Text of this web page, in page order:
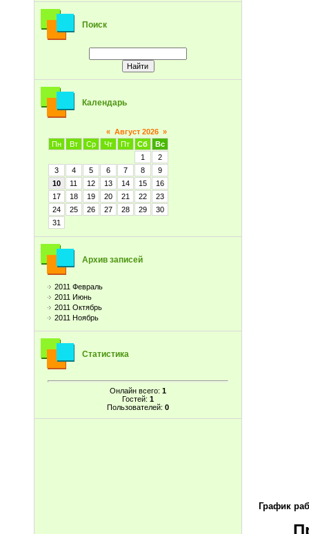
Поиск
Календарь
« Август 2026 »
Пн
Вт Ср Чт Пт Сб
Вс
1
2
3
4 5 6 7 8
9
10
11 12 13 14 15
16
17
18 19 20 21 22
23
24
25 26 27 28 29
30
31
Архив записей
2011 Февраль
2011 Июнь
2011 Октябрь
2011 Ноябрь
Статистика
Онлайн всего: 1
Гостей: 1
Пользователей: 0
График